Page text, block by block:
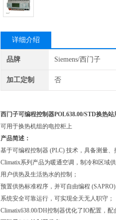
详细介绍
品牌 Siemens/西门子
加工定制 否
西门子可编程控制器POL638.00/STD换热站
可用于换热机组的电控柜上
产品简述：
基于可编程控制器 (PLC) 技术，具备测量、
Climatix系列产品为暖通空调，制冷和区域
用户供热及生活热水的控制；
预置供热标准程序，并可自由编程 (SAPRO)
系统安全可靠运行，可实现全天无人职守；
Climatix638.00/DH控制器优化了IO配置，